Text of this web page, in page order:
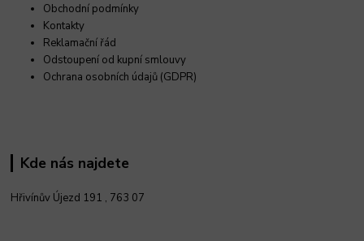
Obchodní podmínky
Kontakty
Reklamační řád
Odstoupení od kupní smlouvy
Ochrana osobních údajů (GDPR)
Kde nás najdete
Hřivínův Újezd 191 , 763 07